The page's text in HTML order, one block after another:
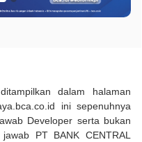
dalam halaman
ini sepenuhnya
Developer serta bukan
PT BANK CENTRAL